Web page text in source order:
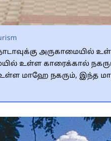
அருகாமையில்
உள்ள காரைக்கால்
உள்ள மாஹே நகரும், இந்த